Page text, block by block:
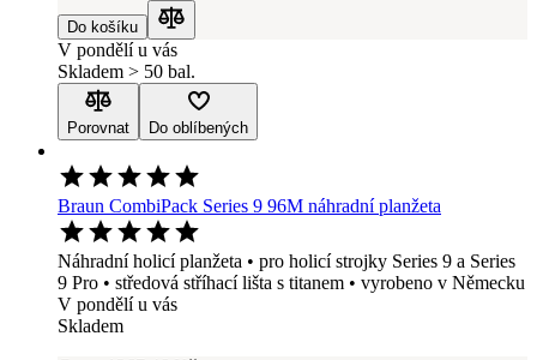
Do košíku
Porovnat
V pondělí u vás
Skladem > 50 bal.
Porovnat Do oblíbených
Braun CombiPack Series 9 96M náhradní planžeta
Náhradní holicí planžeta • pro holicí strojky Series 9 a Series
9 Pro • středová stříhací lišta s titanem • vyrobeno v Německu
V pondělí u vás
Skladem